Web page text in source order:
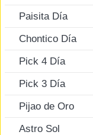
Paisita Día
Chontico Día
Pick 4 Día
Pick 3 Día
Pijao de Oro
Astro Sol